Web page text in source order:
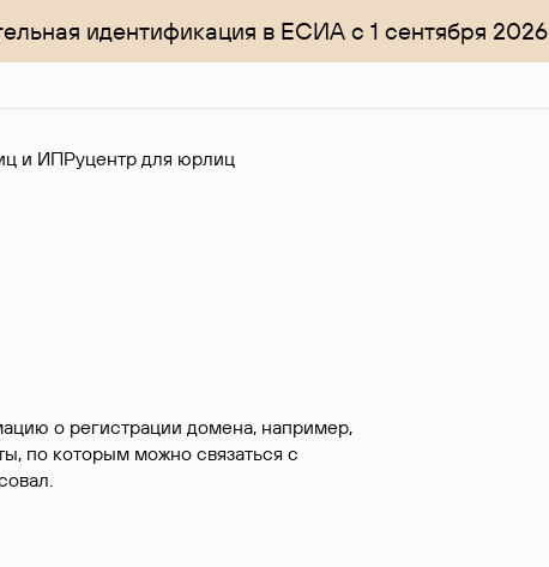
идентификация в ЕСИА с 1 сентября 2026
и ИПРуцентр для юрлиц
о регистрации домена, например,
по которым можно связаться с